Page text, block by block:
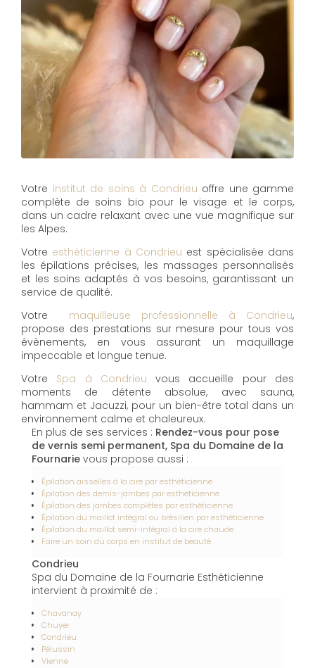
Votre institut de soins à Condrieu offre une gamme
complète de soins bio pour le visage et le corps,
dans un cadre relaxant avec une vue magnifique sur
les Alpes.
Votre esthéticienne à Condrieu est spécialisée dans
les épilations précises, les massages personnalisés
et les soins adaptés à vos besoins, garantissant un
service de qualité.
Votre maquilleuse professionnelle à Condrieu,
propose des prestations sur mesure pour tous vos
évènements, en vous assurant un maquillage
impeccable et longue tenue.
Votre Spa à Condrieu vous accueille pour des
moments de détente absolue, avec sauna,
hammam et Jacuzzi, pour un bien-être total dans un
environnement calme et chaleureux.
En plus de ses services : Rendez-vous pour pose
de vernis semi permanent, Spa du Domaine de la
Fournarie vous propose aussi :
Épilation aisselles à la cire par esthéticienne
Épilation des demis-jambes par esthéticienne
Épilation des jambes complètes par esthéticienne
Épilation du maillot intégral ou brésilien par esthéticienne
Épilation du maillot semi-intégral à la cire chaude
Faire un soin du corps en institut de beauté
Condrieu
Spa du Domaine de la Fournarie Esthéticienne
intervient à proximité de :
Chavanay
Chuyer
Condrieu
Pélussin
Vienne